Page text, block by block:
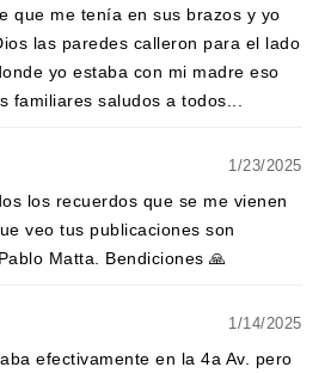
que me tenía en sus brazos y yo
las paredes calleron para el lado
yo estaba con mi madre eso
familiares saludos a todos...
1/23/2025
los recuerdos que se me vienen
veo tus publicaciones son
Matta. Bendiciones 🙏
1/14/2025
efectivamente en la 4a Av. pero